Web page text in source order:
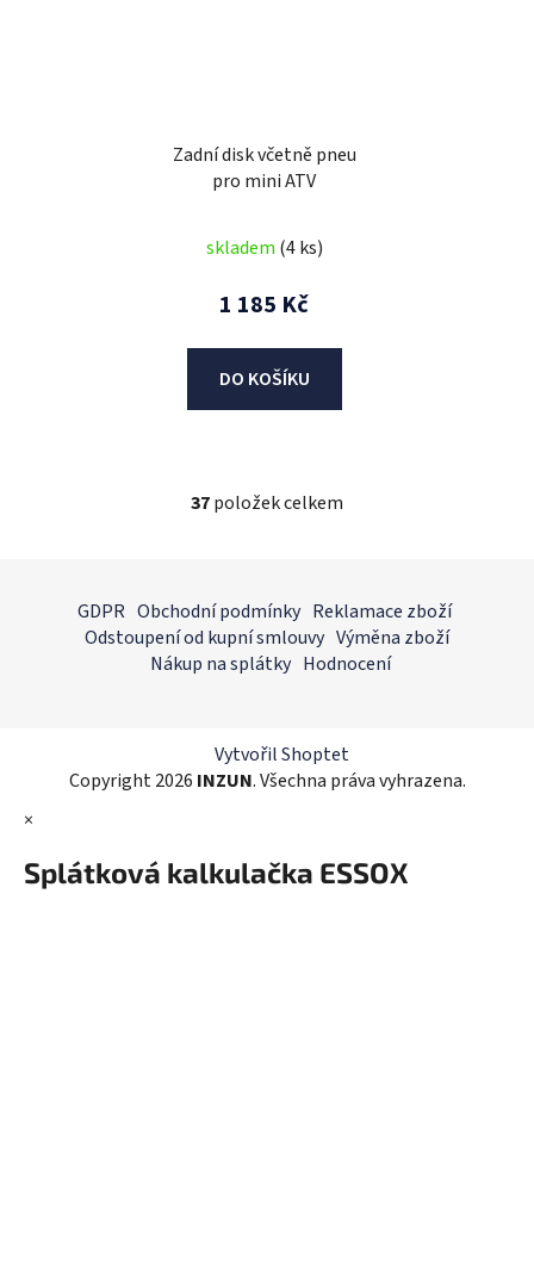
Zadní disk včetně pneu
pro mini ATV
skladem (4 ks)
1 185 Kč
DO KOŠÍKU
O
d
a
c
r
v
v
ý
37položek celkem
GDPR Obchodní podmínky Reklamace zboží
Odstoupení od kupní smlouvy Výměna zboží
Nákup na splátky Hodnocení
Vytvořil Shoptet
Copyright 2026 INZUN. Všechna práva vyhrazena.
×
Splátková kalkulačka ESSOX